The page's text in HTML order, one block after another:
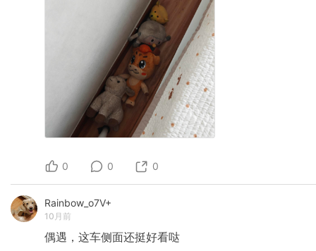
0 0 0
Rainbow_o7V+
10月前
偶遇，这车侧面还挺好看哒